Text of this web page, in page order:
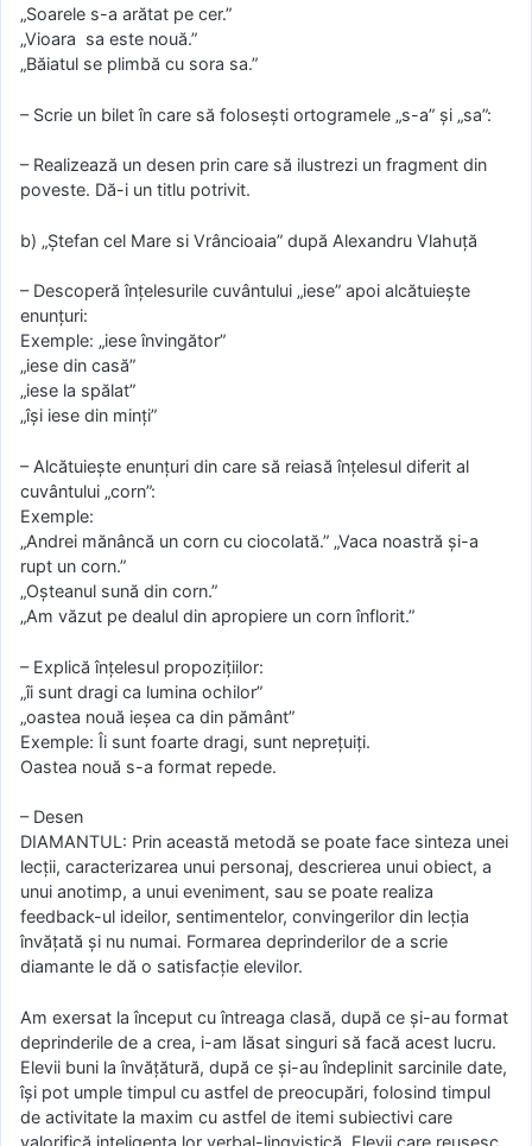
„Soarele s-a arătat pe cer.”
„Vioara sa este nouă.”
„Băiatul se plimbă cu sora sa.”
– Scrie un bilet în care să foloseşti ortogramele „s-a” şi „sa”:
– Realizează un desen prin care să ilustrezi un fragment din
poveste. Dă-i un titlu potrivit.
b) „Ştefan cel Mare si Vrâncioaia” după Alexandru Vlahuţă
– Descoperă înţelesurile cuvântului „iese” apoi alcătuiește
enunţuri:
Exemple: „iese învingător”
„iese din casă”
„iese la spălat”
„îşi iese din minţi”
– Alcătuiește enunţuri din care să reiasă înţelesul diferit al
cuvântului „corn”:
Exemple:
„Andrei mănâncă un corn cu ciocolată.” „Vaca noastră şi-a
rupt un corn.”
„Oşteanul sună din corn.”
„Am văzut pe dealul din apropiere un corn înflorit.”
– Explică înţelesul propoziţiilor:
„îi sunt dragi ca lumina ochilor”
„oastea nouă ieşea ca din pământ”
Exemple: Îi sunt foarte dragi, sunt nepreţuiţi.
Oastea nouă s-a format repede.
– Desen
DIAMANTUL: Prin această metodă se poate face sinteza unei
lecţii, caracterizarea unui personaj, descrierea unui obiect, a
unui anotimp, a unui eveniment, sau se poate realiza
feedback-ul ideilor, sentimentelor, convingerilor din lecţia
învăţată şi nu numai. Formarea deprinderilor de a scrie
diamante le dă o satisfacţie elevilor.
Am exersat la început cu întreaga clasă, după ce şi-au format
deprinderile de a crea, i-am lăsat singuri să facă acest lucru.
Elevii buni la învăţătură, după ce şi-au îndeplinit sarcinile date,
îşi pot umple timpul cu astfel de preocupări, folosind timpul
de activitate la maxim cu astfel de itemi subiectivi care
valorifică inteligenţa lor verbal-lingvistică. Elevii care reuşesc